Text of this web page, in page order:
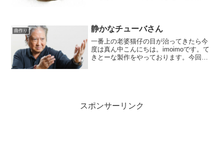
おります。ギター...
曲作り 静かなチューバさん
一番上の老婆猫仔の目が治ってきたら今
度は真ん中こんにちは。imoimoです。て
きとーな製作をやっております。今回は
スポンサーリンク